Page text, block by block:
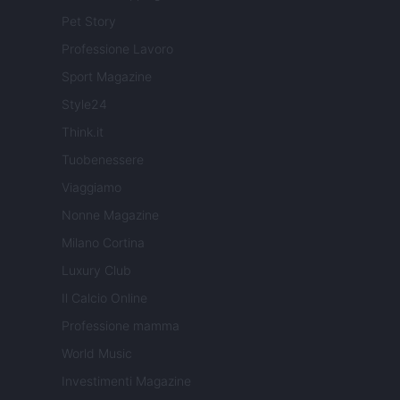
Pet Story
Professione Lavoro
Sport Magazine
Style24
Think.it
Tuobenessere
Viaggiamo
Nonne Magazine
Milano Cortina
Luxury Club
Il Calcio Online
Professione mamma
World Music
Investimenti Magazine